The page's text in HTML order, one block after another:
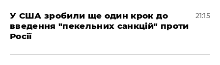
​У США зробили ще один крок до
введення "пекельних санкцій" проти
Росії
21:15